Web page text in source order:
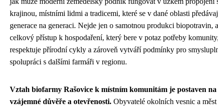
krajinou, místními lidmi a tradicemi, které se v dané oblasti
generace na generaci. Nejde jen o samotnou produkci biopotravin,
celkový přístup k hospodaření, který bere v potaz potřeby
respektuje přírodní cykly a zároveň vytváří podmínky pro
spolupráci s dalšími farmáři v regionu.
Vztah biofarmy Rašovice k místním komunitám je postaven na
vzájemné důvěře a otevřenosti. Obyvatelé okolních vesnic a